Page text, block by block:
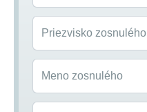
Priezvisko zosnulého
Meno zosnulého